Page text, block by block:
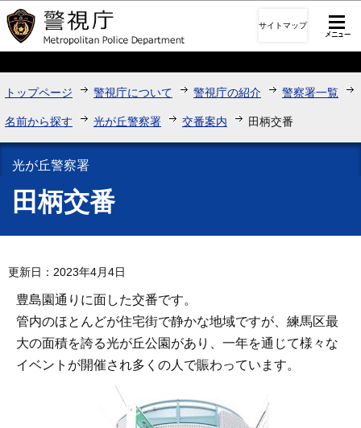
このページの本文へ移動
サイトマップ
トップページ 警視庁について 警視庁の紹介 警察署一覧
名前から探す 光が丘警察署 交番案内 田柄交番
光が丘警察署
田柄交番
更新日：2023年4月4日
豊島園通りに面した交番です。
管内のほとんどが住宅街で静かな地域ですが、練馬区最
大の面積を誇る光が丘公園があり、一年を通じて様々な
イベントが開催され多くの人で賑わっています。